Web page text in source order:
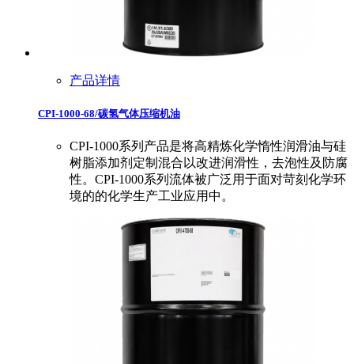
产品详情
CPI-1000-68/碳氢气体压缩机油
CPI-1000系列产品是将高精炼化学惰性润滑油与硅
树脂添加剂定制混合以改进润滑性，去泡性及防腐
性。CPI-1000系列流体被广泛用于面对苛刻化学环
境的的化学生产工业应用中。